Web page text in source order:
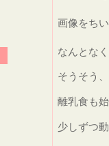
画像をち
なんとな
そうそう
離乳食も
少しずつ